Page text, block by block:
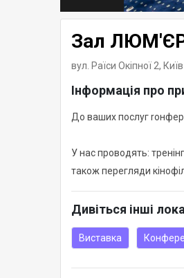
Зал ЛЮМ'ЄР
вул. Раїси Окіпної 2, Київ
Інформація про
До ваших послуг
У нас проводять:
також перегляди
Дивіться інші
Виставка